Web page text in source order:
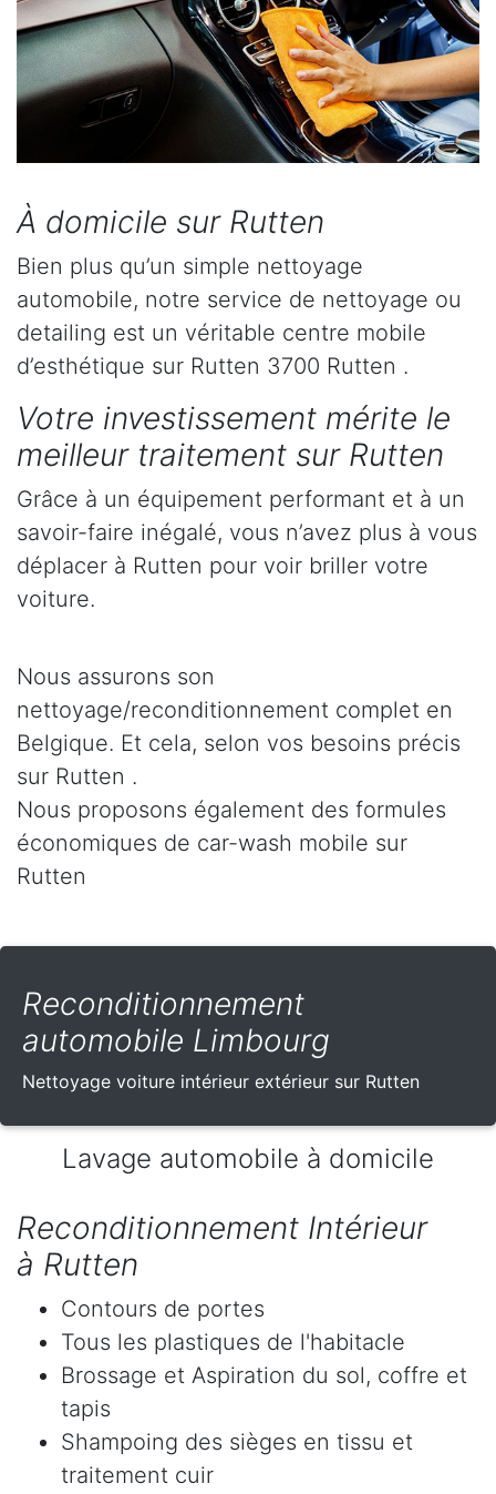
À domicile sur Rutten
Bien plus qu’un simple nettoyage
automobile, notre service de nettoyage ou
detailing est un véritable centre mobile
d’esthétique sur Rutten 3700 Rutten .
Votre investissement mérite le
meilleur traitement sur Rutten
Grâce à un équipement performant et à un
savoir-faire inégalé, vous n’avez plus à vous
déplacer à Rutten pour voir briller votre
voiture.
Nous assurons son
nettoyage/reconditionnement complet en
Belgique. Et cela, selon vos besoins précis
sur Rutten .
Nous proposons également des formules
économiques de car-wash mobile sur
Rutten
Reconditionnement
automobile Limbourg
Nettoyage voiture intérieur extérieur sur Rutten
Lavage automobile à domicile
Reconditionnement Intérieur
à Rutten
Contours de portes
Tous les plastiques de l'habitacle
Brossage et Aspiration du sol, coffre et
tapis
Shampoing des sièges en tissu et
traitement cuir